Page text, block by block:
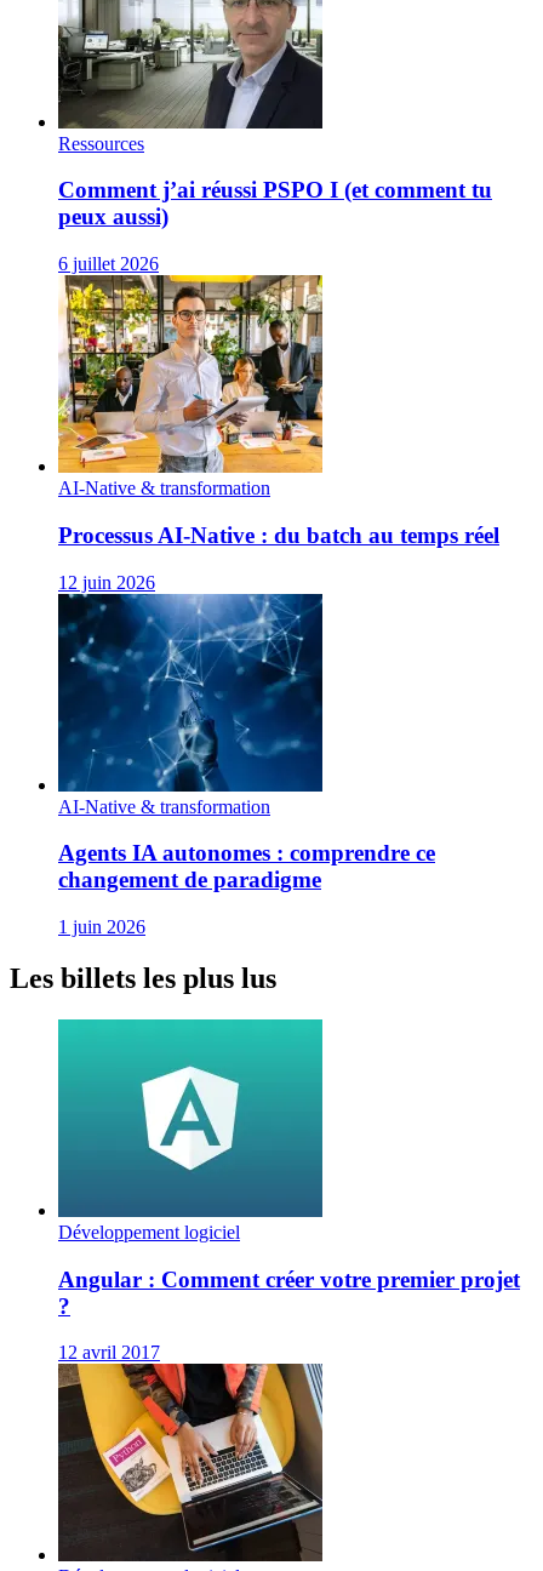
Ressources
Comment j’ai réussi PSPO I (et comment tu
peux aussi)
6 juillet 2026
AI-Native & transformation
Processus AI‑Native : du batch au temps réel
12 juin 2026
AI-Native & transformation
Agents IA autonomes : comprendre ce
changement de paradigme
1 juin 2026
Les billets les plus lus
Développement logiciel
Angular : Comment créer votre premier projet
?
12 avril 2017